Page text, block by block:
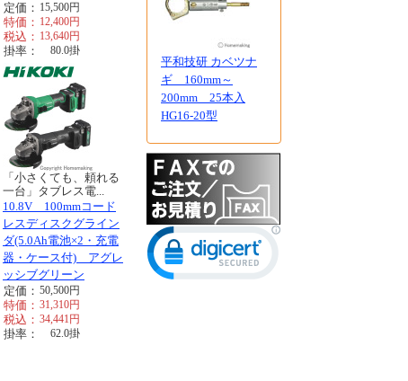
定価： 15,500円
特価： 12,400円
税込： 13,640円
掛率： 80.0掛
「小さくても、頼れる
一台」タブレス電...
10.8V 100mmコード
レスディスクグライン
ダ(5.0Ah電池×2・充電
器・ケース付) アグレ
ッシブグリーン
定価： 50,500円
特価： 31,310円
税込： 34,441 円
掛率： 62.0掛
平和技研 カベツナ
ギ 160mm～
200mm 25本入
HG16-20型